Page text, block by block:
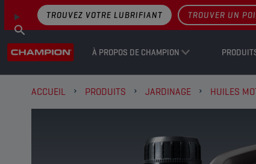
À PROPOS DE CHAMPION
TROUVEZ VOTRE LUBRIFIANT TROUVER UN
ACCUEIL PRODUITS JARDINAGE HUILES